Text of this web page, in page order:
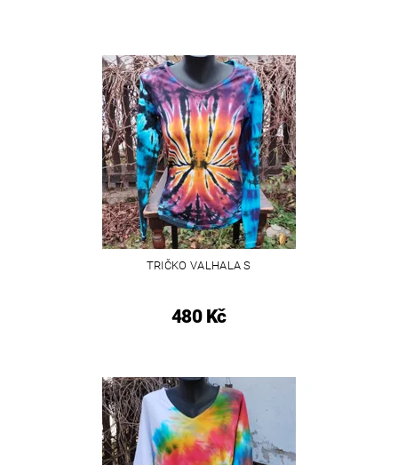
TRIČKO VALHALA S
480 Kč